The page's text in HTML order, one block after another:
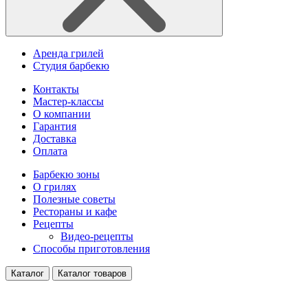
Аренда грилей
Студия барбекю
Контакты
Мастер-классы
О компании
Гарантия
Доставка
Оплата
Барбекю зоны
О грилях
Полезные советы
Рестораны и кафе
Рецепты
Видео-рецепты
Способы приготовления
Каталог Каталог товаров